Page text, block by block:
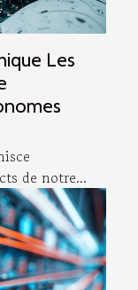
Les
de notre...